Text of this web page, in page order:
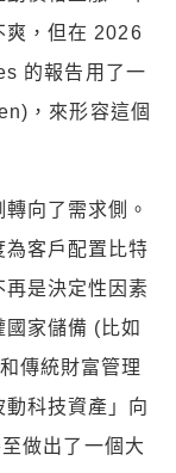
爽，但在 2026
的報告用了一
，來形容這個
向了需求側。
客戶配置比特
是決定性因素
家儲備 (比如
傳統財富管理
科技資產」向
做出了一個大